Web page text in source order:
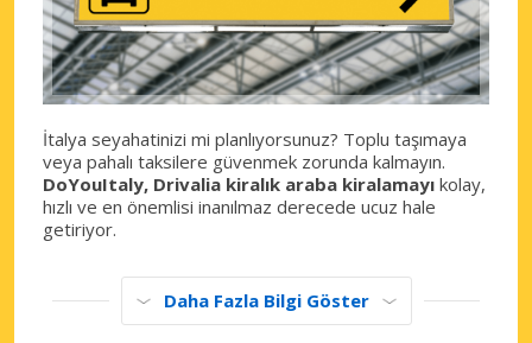
İtalya seyahatinizi mi planlıyorsunuz? Toplu taşımaya
veya pahalı taksilere güvenmek zorunda kalmayın.
DoYouItaly, Drivalia kiralık araba kiralamayı kolay,
hızlı ve en önemlisi inanılmaz derecede ucuz hale
getiriyor.
Daha Fazla Bilgi Göster